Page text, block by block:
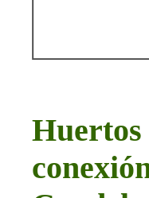
Huertos